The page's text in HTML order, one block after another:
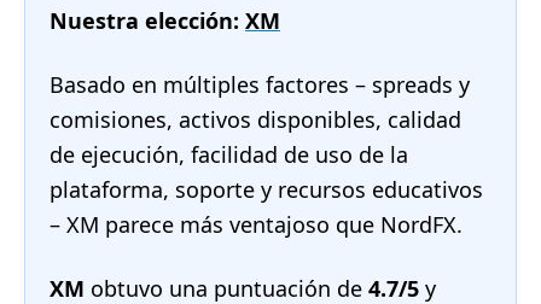
Nuestra elección: XM
Basado en múltiples factores – spreads y
comisiones, activos disponibles, calidad
de ejecución, facilidad de uso de la
plataforma, soporte y recursos educativos
– XM parece más ventajoso que NordFX.
XM obtuvo una puntuación de 4.7/5 y